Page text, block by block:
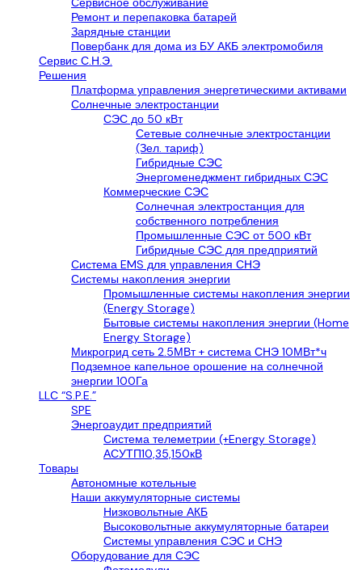
Ремонт и перепаковка батарей
Зарядные станции
Повербанк для дома из БУ АКБ электромобиля
Сервис С.Н.Э.
Решения
Платформа управления энергетическими активами
Солнечные электростанции
СЭС до 50 кВт
Сетевые солнечные электростанции
(Зел. тариф)
Гибридные СЭС
Энергоменеджмент гибридных СЭС
Коммерческие СЭС
Солнечная электростанция для
собственного потребления
Промышленные СЭС от 500 кВт
Гибридные СЭС для предприятий
Система EMS для управления СНЭ
Системы накопления энергии
Промышленные системы накопления энергии
(Energy Storage)
Бытовые системы накопления энергии (Home
Energy Storage)
Микрогрид сеть 2.5МВт + система СНЭ 10МВт*ч
Подземное капельное орошение на солнечной
энергии 100Га
LLС “S.P.E.”
SPE
Энергоаудит предприятий
Система телеметрии (+Energy Storage)
АСУТП10,35,150кВ
Товары
Автономные котельные
Наши аккумуляторные системы
Низковольтные АКБ
Высоковольтные аккумуляторные батареи
Системы управления СЭС и СНЭ
Оборудование для СЭС